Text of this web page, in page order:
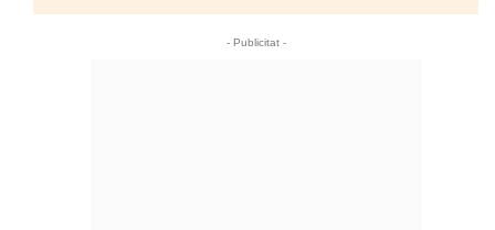
- Publicitat -